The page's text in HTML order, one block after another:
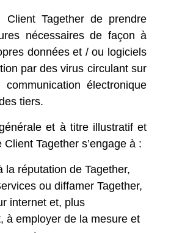
Client Tagether de prendre
nécessaires de façon à
données et / ou logiciels
par des virus circulant sur
électronique
tiers.
et à titre illustratif et
Tagether s’engage à :
la réputation de Tagether,
ou diffamer Tagether,
internet et, plus
à employer de la mesure et